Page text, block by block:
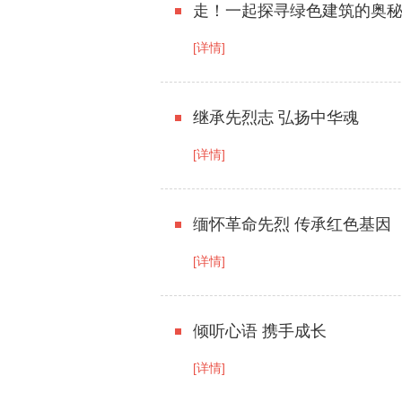
走！一起探寻绿色建筑的奥秘
[详情]
继承先烈志 弘扬中华魂
[详情]
缅怀革命先烈 传承红色基因
[详情]
倾听心语 携手成长
[详情]